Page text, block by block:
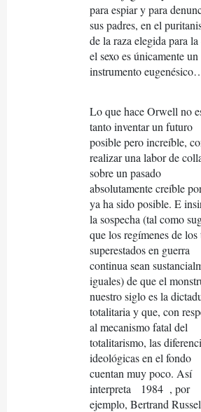
para espiar y para
sus padres, en el
de la raza elegida para la
el sexo es únicamente un
instrumento
Lo que hace Orwell no
tanto inventar un futuro
posible pero increíble,
realizar una labor de
sobre un pasado
absolutamente creíble
ya ha sido posible. E
la sospecha (tal como
que los regímenes de los
superestados en guerra
continua sean
iguales) de que el
nuestro siglo es la
totalitaria y que, con
al mecanismo fatal del
totalitarismo, las
ideológicas en el fondo
cuentan muy poco. Así
interpreta
1984 , por
ejemplo, Bertrand